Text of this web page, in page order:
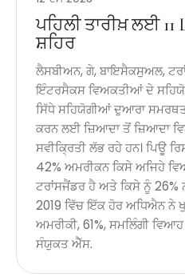
ਪਹਿਲੀ ਤਾਰੀਖ਼ ਲਈ 11
ਸ਼ਹਿਰ
ਲੈਸਬੀਅਨ, ਗੇ, ਬਾਇਸੈਕਸੁਅਲ,
ਇੰਟਰਸੈਕਸ ਵਿਅਕਤੀਆਂ ਦੇ
ਸਿੱਧੇ ਸਹਿਯੋਗੀਆਂ ਦੁਆਰਾ
ਕਰਨ ਲਈ ਜ਼ਿਆਦਾ ਤੋਂ ਜ਼ਿਆਦਾ
ਸਵੀਕ੍ਰਿਤੀ ਲੱਭ ਰਹੇ ਹਨ। ਪਿਊ
42% ਅਮਰੀਕਨ ਕਿਸੇ ਅਜਿਹੇ
ਟਰਾਂਸਜੈਂਡਰ ਹੈ ਅਤੇ ਕਿਸੇ ਨੂੰ 26%
2019 ਵਿੱਚ ਇੱਕ ਹੋਰ ਅਧਿਐਨ ਨੇ
ਅਮਰੀਕੀ, 61%, ਸਮਲਿੰਗੀ
ਸੰਯੁਕਤ ਐੱਸ.